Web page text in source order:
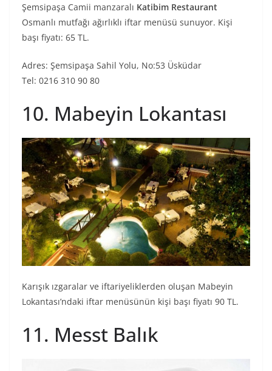
Şemsipaşa Camii manzaralı Katibim Restaurant
Osmanlı mutfağı ağırlıklı iftar menüsü sunuyor. Kişi
başı fiyatı: 65 TL.
Adres: Şemsipaşa Sahil Yolu, No:53 Üsküdar
Tel: 0216 310 90 80
10. Mabeyin Lokantası
Karışık ızgaralar ve iftariyeliklerden oluşan Mabeyin
Lokantası’ndaki iftar menüsünün kişi başı fiyatı 90 TL.
11. Messt Balık